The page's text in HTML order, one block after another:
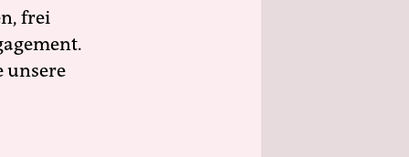
frei
unsere